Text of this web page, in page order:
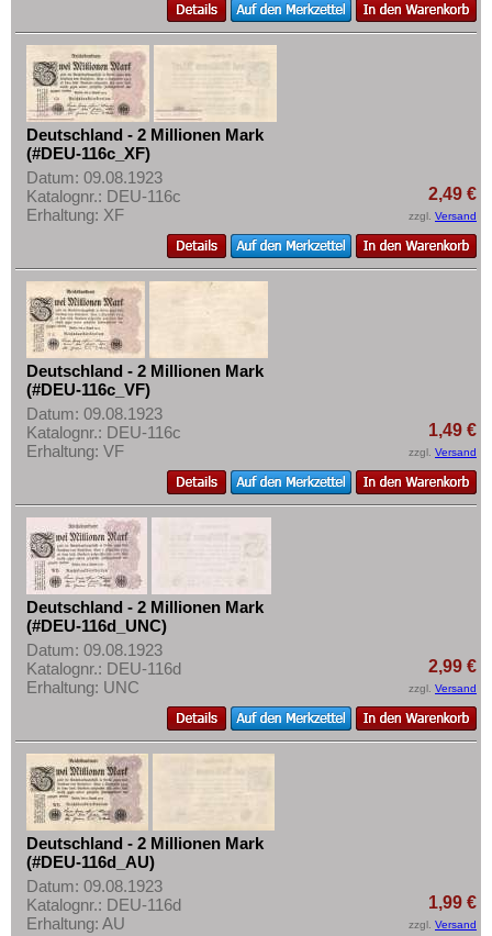
Deutschland - 2 Millionen Mark
(#DEU-116c_XF)
Datum: 09.08.1923
Katalognr.: DEU-116c
Erhaltung: XF
2,49 €
zzgl. Versand
Deutschland - 2 Millionen Mark
(#DEU-116c_VF)
Datum: 09.08.1923
Katalognr.: DEU-116c
Erhaltung: VF
1,49 €
zzgl. Versand
Deutschland - 2 Millionen Mark
(#DEU-116d_UNC)
Datum: 09.08.1923
Katalognr.: DEU-116d
Erhaltung: UNC
2,99 €
zzgl. Versand
Deutschland - 2 Millionen Mark
(#DEU-116d_AU)
Datum: 09.08.1923
Katalognr.: DEU-116d
Erhaltung: AU
1,99 €
zzgl. Versand